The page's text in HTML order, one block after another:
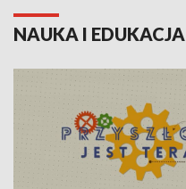
NAUKA I EDUKACJA